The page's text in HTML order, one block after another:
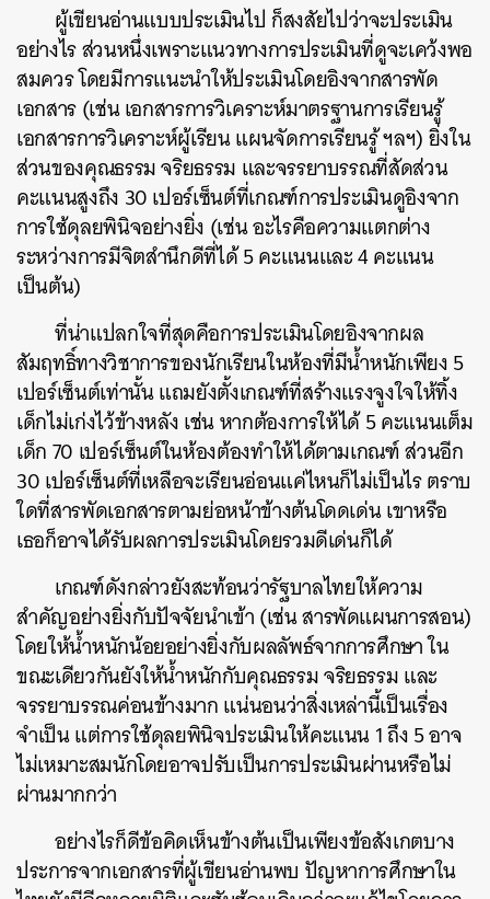
ผู้เขียนอ่านแบบประเมินไป ก็สงสัยไปว่าจะประเมิน
อย่างไร ส่วนหนึ่งเพราะแนวทางการประเมินที่ดูจะเคว้งพอ
สมควร โดยมีการแนะนำให้ประเมินโดยอิงจากสารพัด
เอกสาร (เช่น เอกสารการวิเคราะห์มาตรฐานการเรียนรู้
เอกสารการวิเคราะห์ผู้เรียน แผนจัดการเรียนรู้ ฯลฯ) ยิ่งใน
ส่วนของคุณธรรม จริยธรรม และจรรยาบรรณที่สัดส่วน
คะแนนสูงถึง 30 เปอร์เซ็นต์ที่เกณฑ์การประเมินดูอิงจาก
การใช้ดุลยพินิจอย่างยิ่ง (เช่น อะไรคือความแตกต่าง
ระหว่างการมีจิตสำนึกดีที่ได้ 5 คะแนนและ 4 คะแนน
เป็นต้น)
ที่น่าแปลกใจที่สุดคือการประเมินโดยอิงจากผล
สัมฤทธิ์ทางวิชาการของนักเรียนในห้องที่มีน้ำหนักเพียง 5
เปอร์เซ็นต์เท่านั้น แถมยังตั้งเกณฑ์ที่สร้างแรงจูงใจให้ทิ้ง
เด็กไม่เก่งไว้ข้างหลัง เช่น หากต้องการให้ได้ 5 คะแนนเต็ม
เด็ก 70 เปอร์เซ็นต์ในห้องต้องทำให้ได้ตามเกณฑ์ ส่วนอีก
30 เปอร์เซ็นต์ที่เหลือจะเรียนอ่อนแค่ไหนก็ไม่เป็นไร ตราบ
ใดที่สารพัดเอกสารตามย่อหน้าข้างต้นโดดเด่น เขาหรือ
เธอก็อาจได้รับผลการประเมินโดยรวมดีเด่นก็ได้
เกณฑ์ดังกล่าวยังสะท้อนว่ารัฐบาลไทยให้ความ
สำคัญอย่างยิ่งกับปัจจัยนำเข้า (เช่น สารพัดแผนการสอน)
โดยให้น้ำหนักน้อยอย่างยิ่งกับผลลัพธ์จากการศึกษา ใน
ขณะเดียวกันยังให้น้ำหนักกับคุณธรรม จริยธรรม และ
จรรยาบรรณค่อนข้างมาก แน่นอนว่าสิ่งเหล่านี้เป็นเรื่อง
จำเป็น แต่การใช้ดุลยพินิจประเมินให้คะแนน 1 ถึง 5 อาจ
ไม่เหมาะสมนักโดยอาจปรับเป็นการประเมินผ่านหรือไม่
ผ่านมากกว่า
อย่างไรก็ดีข้อคิดเห็นข้างต้นเป็นเพียงข้อสังเกตบาง
ประการจากเอกสารที่ผู้เขียนอ่านพบ ปัญหาการศึกษาใน